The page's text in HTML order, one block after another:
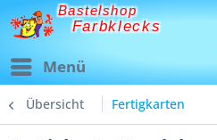
Bastelshop
Farbklecks
Menü
Übersicht Fertigkarten